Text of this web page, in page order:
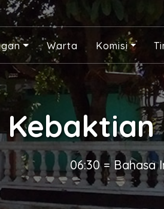
Warta Komisi
Kebaktian
06:30 = Bahasa